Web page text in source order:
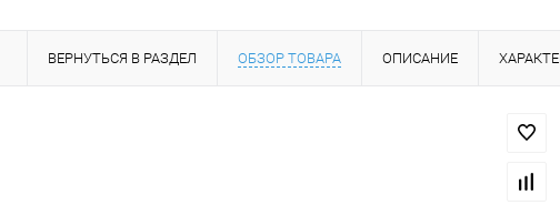
ВЕРНУТЬСЯ В РАЗДЕЛ ОБЗОР ТОВАРА ОПИСАНИЕ